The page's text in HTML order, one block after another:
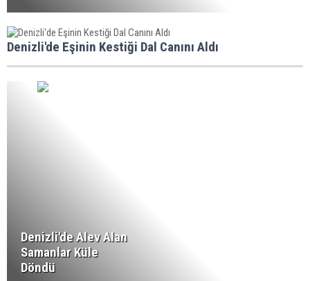
Denizli'de Eşinin Kestiği Dal Canını Aldı
Denizli'de Alev Alan
Samanlar Küle
Döndü